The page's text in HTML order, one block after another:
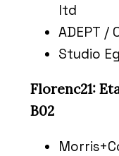
ltd
ADEPT /
Studio
Florenc21:
B02